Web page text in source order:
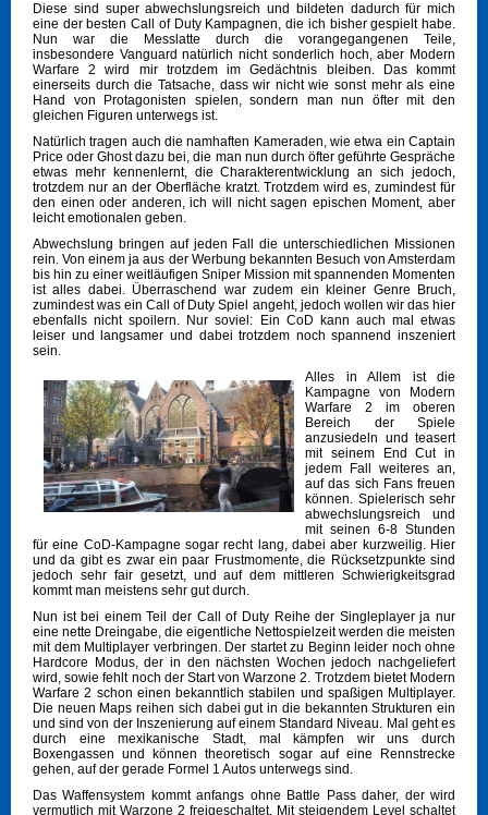
Diese sind super abwechslungsreich und bildeten dadurch für mich
eine der besten Call of Duty Kampagnen, die ich bisher gespielt habe.
Nun war die Messlatte durch die vorangegangenen Teile,
insbesondere Vanguard natürlich nicht sonderlich hoch, aber Modern
Warfare 2 wird mir trotzdem im Gedächtnis bleiben. Das kommt
einerseits durch die Tatsache, dass wir nicht wie sonst mehr als eine
Hand von Protagonisten spielen, sondern man nun öfter mit den
gleichen Figuren unterwegs ist.
Natürlich tragen auch die namhaften Kameraden, wie etwa ein Captain
Price oder Ghost dazu bei, die man nun durch öfter geführte Gespräche
etwas mehr kennenlernt, die Charakterentwicklung an sich jedoch,
trotzdem nur an der Oberfläche kratzt. Trotzdem wird es, zumindest für
den einen oder anderen, ich will nicht sagen epischen Moment, aber
leicht emotionalen geben.
Abwechslung bringen auf jeden Fall die unterschiedlichen Missionen
rein. Von einem ja aus der Werbung bekannten Besuch von Amsterdam
bis hin zu einer weitläufigen Sniper Mission mit spannenden Momenten
ist alles dabei. Überraschend war zudem ein kleiner Genre Bruch,
zumindest was ein Call of Duty Spiel angeht, jedoch wollen wir das hier
ebenfalls nicht spoilern. Nur soviel: Ein CoD kann auch mal etwas
leiser und langsamer und dabei trotzdem noch spannend inszeniert
sein.
Alles in Allem ist die
Kampagne von Modern
Warfare 2 im oberen
Bereich der Spiele
anzusiedeln und teasert
mit seinem End Cut in
jedem Fall weiteres an,
auf das sich Fans freuen
können. Spielerisch sehr
abwechslungsreich und
mit seinen 6-8 Stunden
für eine CoD-Kampagne sogar recht lang, dabei aber kurzweilig. Hier
und da gibt es zwar ein paar Frustmomente, die Rücksetzpunkte sind
jedoch sehr fair gesetzt, und auf dem mittleren Schwierigkeitsgrad
kommt man meistens sehr gut durch.
Nun ist bei einem Teil der Call of Duty Reihe der Singleplayer ja nur
eine nette Dreingabe, die eigentliche Nettospielzeit werden die meisten
mit dem Multiplayer verbringen. Der startet zu Beginn leider noch ohne
Hardcore Modus, der in den nächsten Wochen jedoch nachgeliefert
wird, sowie fehlt noch der Start von Warzone 2. Trotzdem bietet Modern
Warfare 2 schon einen bekanntlich stabilen und spaßigen Multiplayer.
Die neuen Maps reihen sich dabei gut in die bekannten Strukturen ein
und sind von der Inszenierung auf einem Standard Niveau. Mal geht es
durch eine mexikanische Stadt, mal kämpfen wir uns durch
Boxengassen und können theoretisch sogar auf eine Rennstrecke
gehen, auf der gerade Formel 1 Autos unterwegs sind.
Das Waffensystem kommt anfangs ohne Battle Pass daher, der wird
vermutlich mit Warzone 2 freigeschaltet. Mit steigendem Level schaltet